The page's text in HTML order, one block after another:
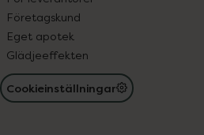
Företagskund
Eget apotek
Glädjeeffekten
Cookieinställningar